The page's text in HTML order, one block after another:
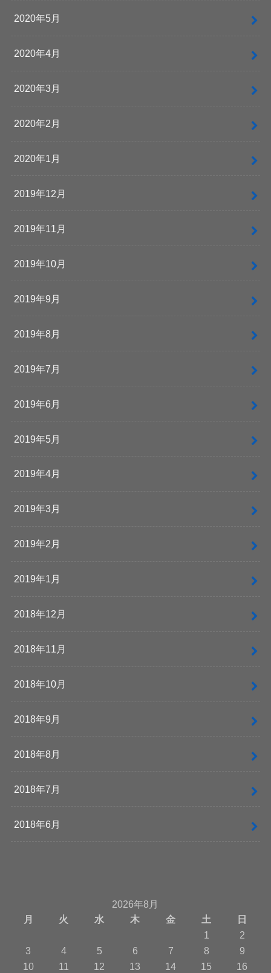
2020年5月
2020年4月
2020年3月
2020年2月
2020年1月
2019年12月
2019年11月
2019年10月
2019年9月
2019年8月
2019年7月
2019年6月
2019年5月
2019年4月
2019年3月
2019年2月
2019年1月
2018年12月
2018年11月
2018年10月
2018年9月
2018年8月
2018年7月
2018年6月
2026年8月
月
火 水 木 金 土
日
1
2
3
4 5 6 7 8
9
10
11 12 13 14 15 16